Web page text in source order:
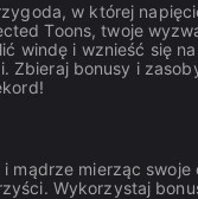
w której
Toons, twoje
windę i wznieść się
Zbieraj bonusy i
mierząc
Wykorzystaj